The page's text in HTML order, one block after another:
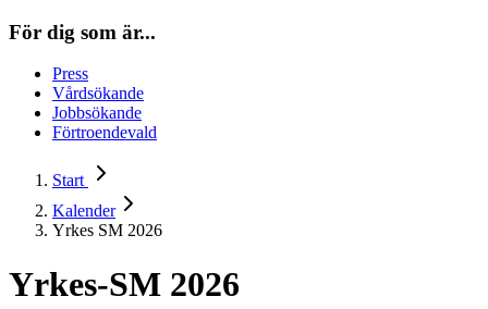
För dig som är...
Press
Vårdsökande
Jobbsökande
Förtroendevald
Start
Kalender
Yrkes SM 2026
Yrkes-SM 2026